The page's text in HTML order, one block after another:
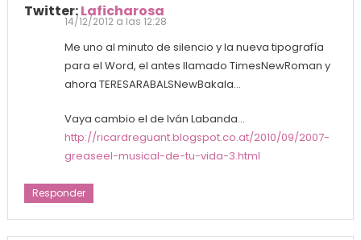
Twitter:Laficharosa
14/12/2012 a las 12:28
Me uno al minuto de silencio y la nueva tipografía
para el Word, el antes llamado TimesNewRoman y
ahora TERESARABALSNewBakala…
Vaya cambio el de Iván Labanda…
http://ricardreguant.blogspot.co.at/2010/09/2007-
greaseel-musical-de-tu-vida-3.html
Responder